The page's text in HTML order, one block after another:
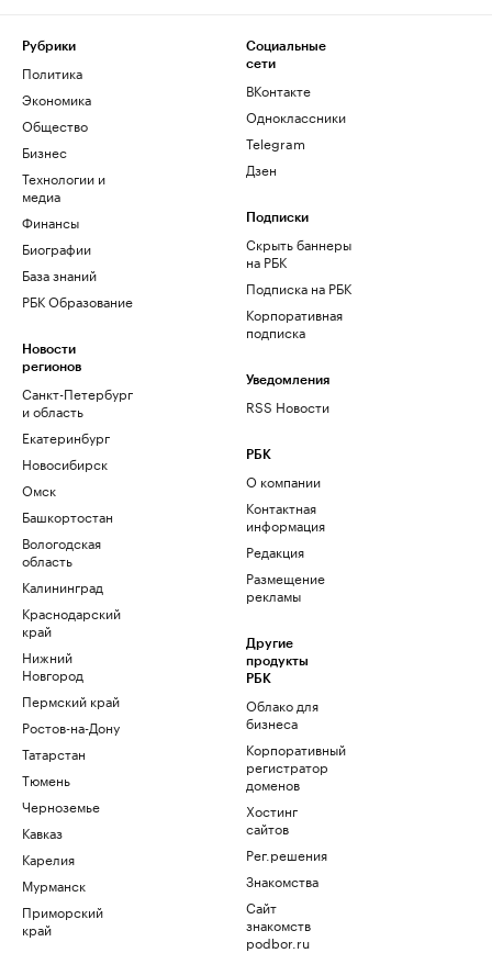
Рубрики
Политика
Экономика
Общество
Бизнес
Технологии и
медиа
Финансы
Биографии
База знаний
РБК Образование
Новости
регионов
Санкт-Петербург
и область
Екатеринбург
Новосибирск
Омск
Башкортостан
Вологодская
область
Калининград
Краснодарский
край
Нижний
Новгород
Пермский край
Ростов-на-Дону
Татарстан
Тюмень
Черноземье
Кавказ
Карелия
Мурманск
Приморский
край
Социальные
сети
ВКонтакте
Одноклассники
Telegram
Дзен
Подписки
Скрыть баннеры
на РБК
Подписка на РБК
Корпоративная
подписка
Уведомления
RSS Новости
РБК
О компании
Контактная
информация
Редакция
Размещение
рекламы
Другие
продукты
РБК
Облако для
бизнеса
Корпоративный
регистратор
доменов
Хостинг
сайтов
Рег.решения
Знакомства
Сайт
знакомств
podbor.ru